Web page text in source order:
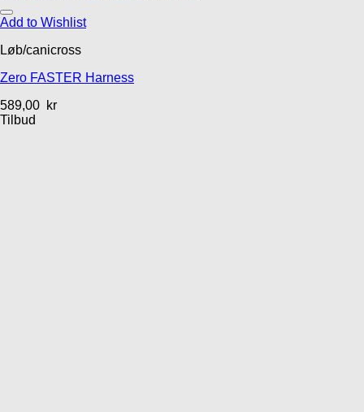
Add to Wishlist
Løb/canicross
Zero FASTER Harness
589,00 kr
Tilbud